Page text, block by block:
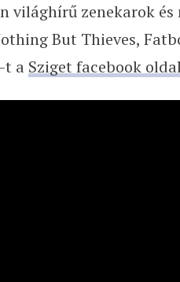
világhírű zenekarok
But Thieves,
t a Sziget facebook